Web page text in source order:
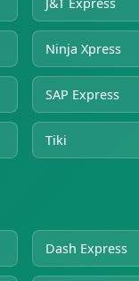
Ninja Xpress
SAP Express
Tiki
Dash Express